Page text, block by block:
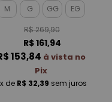
TOUCH FEMININO
M G GG EG
R$ 269,90
R$ 161,94
153,84 à vista no
Pix
de R$ 32,39 sem juros